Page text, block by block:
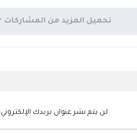
تحميل المزيد من المشاركات
لن يتم نشر عنوان بريدك الإلكتروني.